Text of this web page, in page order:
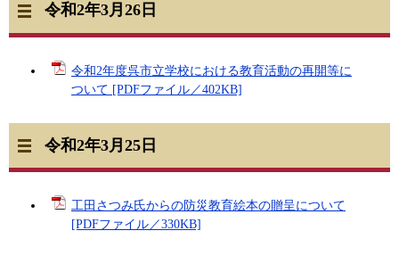
令和2年3月26日
令和2年度呉市立学校における教育活動の再開等に
ついて [PDFファイル／402KB]
令和2年3月25日
工田さつみ氏からの防災教育絵本の贈呈について
[PDFファイル／330KB]